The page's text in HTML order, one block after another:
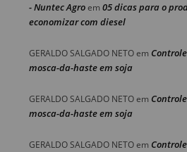
- Nuntec Agroem 05 dicas para o
economizar com diesel
GERALDO SALGADO NETOem
mosca-da-haste em soja
GERALDO SALGADO NETOem
mosca-da-haste em soja
GERALDO SALGADO NETOem